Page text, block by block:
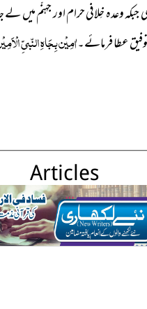
جبکہ وعدہ خِلافی حرام اور جہنّم میں لے
عطا فرمائے۔اٰمِیْن بِجَاہِ النّبیِّ
Articles